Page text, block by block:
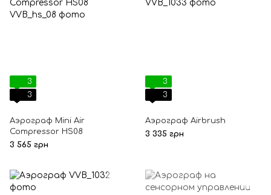
3
3
Аэрограф Mini Air
Compressor HS08
3 565 грн
3
3
Аэрограф Airbrush
3 335 грн